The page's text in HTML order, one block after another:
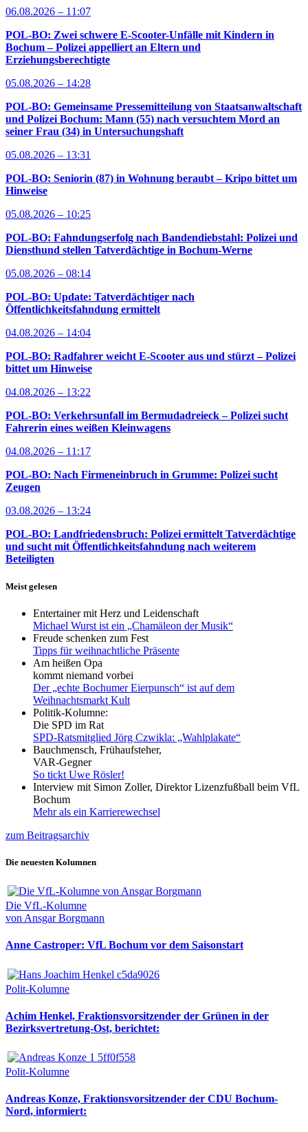
06.08.2026 – 11:07
POL-BO: Zwei schwere E-Scooter-Unfälle mit Kindern in
Bochum – Polizei appelliert an Eltern und
Erziehungsberechtigte
05.08.2026 – 14:28
POL-BO: Gemeinsame Pressemitteilung von Staatsanwaltschaft
und Polizei Bochum: Mann (55) nach versuchtem Mord an
seiner Frau (34) in Untersuchungshaft
05.08.2026 – 13:31
POL-BO: Seniorin (87) in Wohnung beraubt – Kripo bittet um
Hinweise
05.08.2026 – 10:25
POL-BO: Fahndungserfolg nach Bandendiebstahl: Polizei und
Diensthund stellen Tatverdächtige in Bochum-Werne
05.08.2026 – 08:14
POL-BO: Update: Tatverdächtiger nach
Öffentlichkeitsfahndung ermittelt
04.08.2026 – 14:04
POL-BO: Radfahrer weicht E-Scooter aus und stürzt – Polizei
bittet um Hinweise
04.08.2026 – 13:22
POL-BO: Verkehrsunfall im Bermudadreieck – Polizei sucht
Fahrerin eines weißen Kleinwagens
04.08.2026 – 11:17
POL-BO: Nach Firmeneinbruch in Grumme: Polizei sucht
Zeugen
03.08.2026 – 13:24
POL-BO: Landfriedensbruch: Polizei ermittelt Tatverdächtige
und sucht mit Öffentlichkeitsfahndung nach weiterem
Beteiligten
Meist gelesen
Entertainer mit Herz und Leidenschaft
Michael Wurst ist ein „Chamäleon der Musik“
Freude schenken zum Fest
Tipps für weihnachtliche Präsente
Am heißen Opa
kommt niemand vorbei
Der „echte Bochumer Eierpunsch“ ist auf dem
Weihnachtsmarkt Kult
Politik-Kolumne:
Die SPD im Rat
SPD-Ratsmitglied Jörg Czwikla: „Wahlplakate“
Bauchmensch, Frühaufsteher,
VAR-Gegner
So tickt Uwe Rösler!
Interview mit Simon Zoller, Direktor Lizenzfußball beim VfL
Bochum
Mehr als ein Karrierewechsel
zum Beitragsarchiv
Die neuesten Kolumnen
Die VfL-Kolumne
von Ansgar Borgmann
Anne Castroper: VfL Bochum vor dem Saisonstart
Polit-Kolumne
Achim Henkel, Fraktionsvorsitzender der Grünen in der
Bezirksvertretung-Ost, berichtet:
Polit-Kolumne
Andreas Konze, Fraktionsvorsitzender der CDU Bochum-
Nord, informiert: